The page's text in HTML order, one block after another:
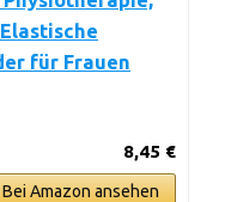
für Frauen
8,45 €
Bei Amazon ansehen